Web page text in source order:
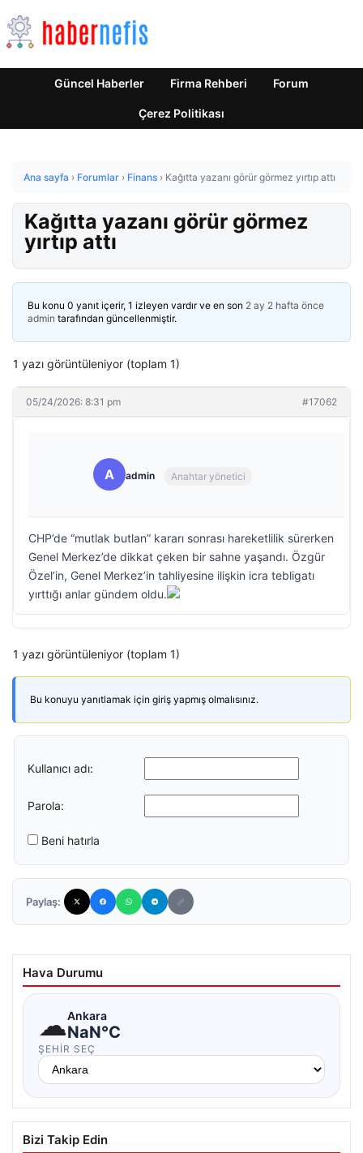
Güncel Haberler Firma Rehberi Forum
Çerez Politikası
Ana sayfa › Forumlar › Finans › Kağıtta yazanı görür görmez yırtıp attı
Kağıtta yazanı görür görmez
yırtıp attı
Bu konu 0 yanıt içerir, 1 izleyen vardır ve en son 2 ay 2 hafta önce
admin tarafından güncellenmiştir.
1 yazı görüntüleniyor (toplam 1)
05/24/2026: 8:31 pm #17062
A admin Anahtar yönetici
CHP’de “mutlak butlan” kararı sonrası hareketlilik sürerken
Genel Merkez’de dikkat çeken bir sahne yaşandı. Özgür
Özel’in, Genel Merkez’in tahliyesine ilişkin icra tebligatı
yırttığı anlar gündem oldu.
1 yazı görüntüleniyor (toplam 1)
Bu konuyu yanıtlamak için giriş yapmış olmalısınız.
Kullanıcı adı:
Parola:
Beni hatırla
Paylaş:
Hava Durumu
☁Ankara
NaN°C
ŞEHIR SEÇ
Bizi Takip Edin